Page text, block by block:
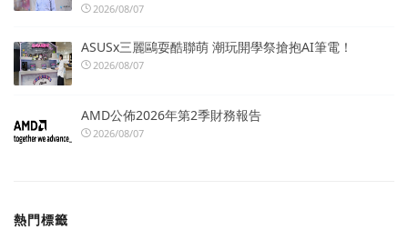
2026/08/07
ASUSx三麗鷗耍酷聯萌 潮玩開學祭搶抱AI筆電！
2026/08/07
AMD公佈2026年第2季財務報告
2026/08/07
熱門標籤